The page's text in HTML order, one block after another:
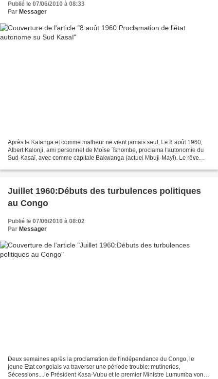
Publié le 07/06/2010 à 08:33
Par Messager
Après le Katanga et comme malheur ne vient jamais seul, Le 8 août 1960,
Albert Kalonji, ami personnel de Moïse Tshombe, proclama l'autonomie du
Sud-Kasaï, avec comme capitale Bakwanga (actuel Mbuji-Mayi). Le rêve
Juillet 1960:Débuts des turbulences politiques
au Congo
Publié le 07/06/2010 à 08:02
Par Messager
Deux semaines après la proclamation de l'indépendance du Congo, le
jeune Etat congolais va traverser une période trouble: mutineries,
Sécessions....le Président Kasa-Vubu et le premier Ministre Lumumba vont